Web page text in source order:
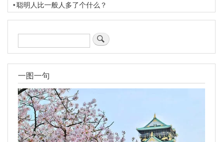
聪明人比一般人多了个什么？
搜
索
一图一句